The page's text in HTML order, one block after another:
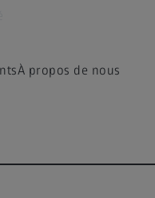
À propos de nous